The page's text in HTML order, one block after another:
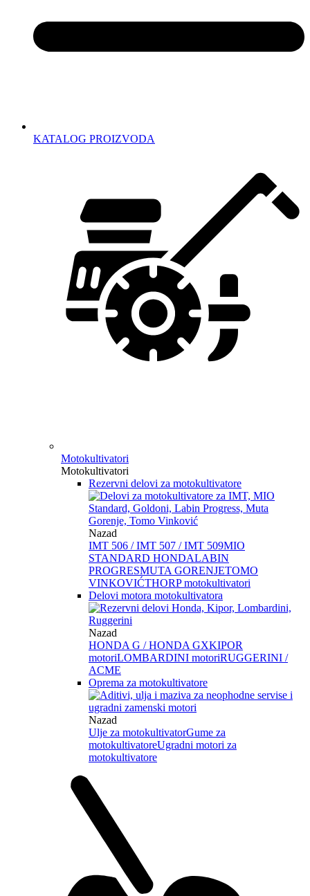
KATALOG PROIZVODA
Motokultivatori
Motokultivatori
Rezervni delovi za motokultivatore
Nazad
IMT 506 / IMT 507 / IMT 509MIO
STANDARD HONDALABIN
PROGRESMUTA GORENJETOMO
VINKOVIĆTHORP motokultivatori
Delovi motora motokultivatora
Nazad
HONDA G / HONDA GXKIPOR
motoriLOMBARDINI motoriRUGGERINI /
ACME
Oprema za motokultivatore
Nazad
Ulje za motokultivatorGume za
motokultivatoreUgradni motori za
motokultivatore